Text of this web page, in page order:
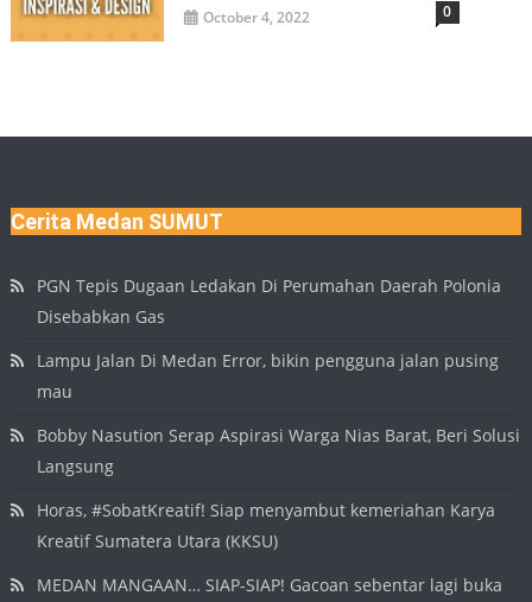
October 4, 2022 0
Cerita Medan SUMUT
PGN Tepis Dugaan Ledakan Di Perumahan Daerah Polonia
Disebabkan Gas
Lampu Jalan Di Medan Error, bikin pengguna jalan pusing
mau
Bobby Nasution Serap Aspirasi Warga Nias Barat, Beri Solusi
Langsung
Horas, #SobatKreatif! Siap menyambut kemeriahan Karya
Kreatif Sumatera Utara (KKSU)
MEDAN MANGAAN… SIAP-SIAP! Gacoan sebentar lagi buka